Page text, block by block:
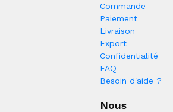
Commande
Paiement
Livraison
Export
Confidentialité
FAQ
Besoin d'aide ?
Nous